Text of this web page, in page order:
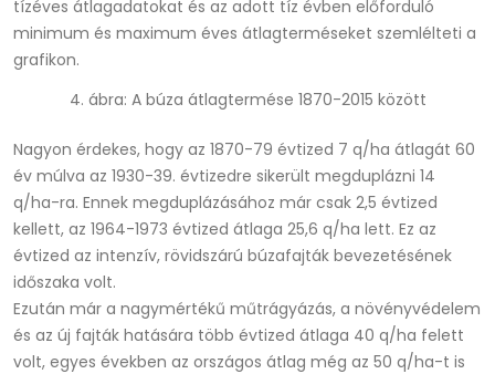
tízéves átlagadatokat és az adott tíz évben előforduló
minimum és maximum éves átlagterméseket szemlélteti a
grafikon.
4. ábra: A búza átlagtermése 1870-2015 között
Nagyon érdekes, hogy az 1870-79 évtized 7 q/ha átlagát 60
év múlva az 1930-39. évtizedre sikerült megduplázni 14
q/ha-ra. Ennek megduplázásához már csak 2,5 évtized
kellett, az 1964-1973 évtized átlaga 25,6 q/ha lett. Ez az
évtized az intenzív, rövidszárú búzafajták bevezetésének
időszaka volt.
Ezután már a nagymértékű műtrágyázás, a növényvédelem
és az új fajták hatására több évtized átlaga 40 q/ha felett
volt, egyes években az országos átlag még az 50 q/ha-t is